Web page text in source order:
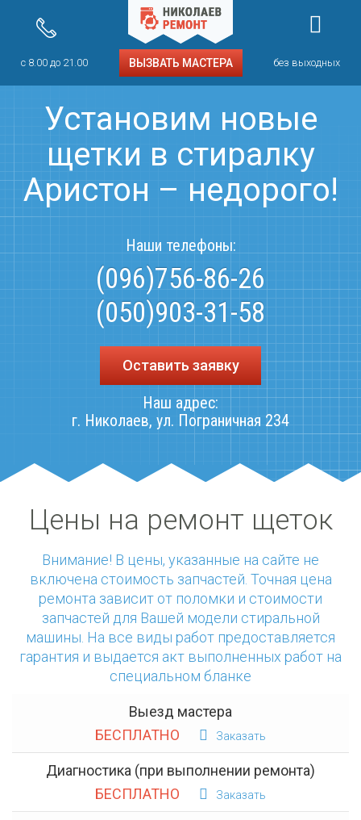
с 8.00 до 21.00 ВЫЗВАТЬ МАСТЕРА без выходных
Установим новые
щетки в стиралку
Аристон – недорого!
Наши телефоны:
(096)756-86-26
(050)903-31-58
Оставить заявку
Наш адрес:
г. Николаев, ул. Пограничная 234
Цены на ремонт щеток
Внимание! В цены, указанные на сайте не
включена стоимость запчастей. Точная цена
ремонта зависит от поломки и стоимости
запчастей для Вашей модели стиральной
машины. На все виды работ предоставляется
гарантия и выдается акт выполненных работ на
специальном бланке
Выезд мастера
БЕСПЛАТНО
Заказать
Диагностика (при выполнении ремонта)
БЕСПЛАТНО
Заказать